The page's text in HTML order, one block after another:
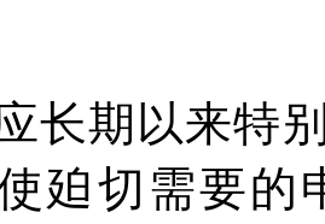
长期以来特
廹切需要